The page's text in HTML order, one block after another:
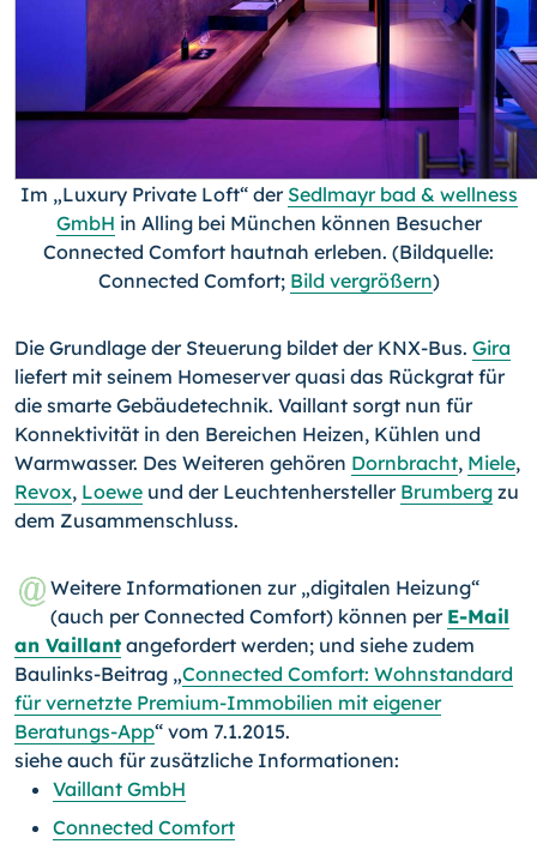
Im „Luxury Private Loft“ der Sedlmayr bad & wellness
GmbH in Alling bei München können Besucher
Connected Comfort hautnah erleben. (Bildquelle:
Connected Comfort; Bild vergrößern)
Die Grundlage der Steuerung bildet der KNX-Bus. Gira
liefert mit seinem Homeserver quasi das Rückgrat für
die smarte Gebäudetechnik. Vaillant sorgt nun für
Konnektivität in den Bereichen Heizen, Kühlen und
Warmwasser. Des Weiteren gehören Dornbracht, Miele,
Revox, Loewe und der Leuchtenhersteller Brumberg zu
dem Zusammenschluss.
Weitere Informationen zur „digitalen Heizung“
(auch per Connected Comfort) können per E-Mail
an Vaillant angefordert werden; und siehe zudem
Baulinks-Beitrag „Connected Comfort: Wohnstandard
für vernetzte Premium-Immobilien mit eigener
Beratungs-App“ vom 7.1.2015.
siehe auch für zusätzliche Informationen:
Vaillant GmbH
Connected Comfort